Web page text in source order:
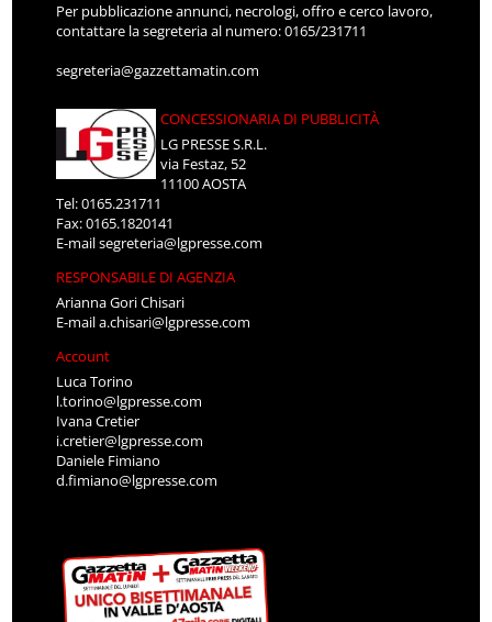
Per pubblicazione annunci, necrologi, offro e cerco lavoro,
contattare la segreteria al numero: 0165/231711
segreteria@gazzettamatin.com
CONCESSIONARIA DI PUBBLICITÀ
LG PRESSE S.R.L.
via Festaz, 52
11100 AOSTA
Tel: 0165.231711
Fax: 0165.1820141
E-mailsegreteria@lgpresse.com
RESPONSABILE DI AGENZIA
Arianna Gori Chisari
E-maila.chisari@lgpresse.com
Account
Luca Torino
l.torino@lgpresse.com
Ivana Cretier
i.cretier@lgpresse.com
Daniele Fimiano
d.fimiano@lgpresse.com